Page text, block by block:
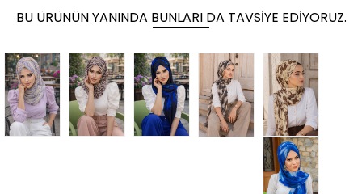
BU ÜRÜNÜN YANINDA BUNLARI DA TAVSIYE EDIYORUZ.